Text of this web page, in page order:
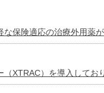
保険適応の治療外用薬が
XTRAC）を導入してお